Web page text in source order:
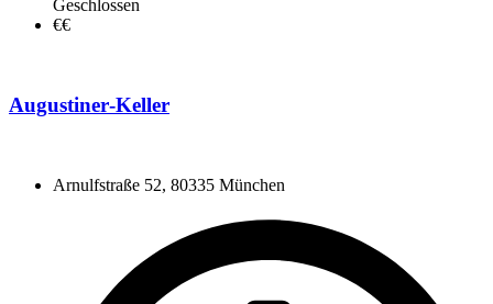
Geschlossen
€€
Augustiner‑Keller
Arnulfstraße 52, 80335 München